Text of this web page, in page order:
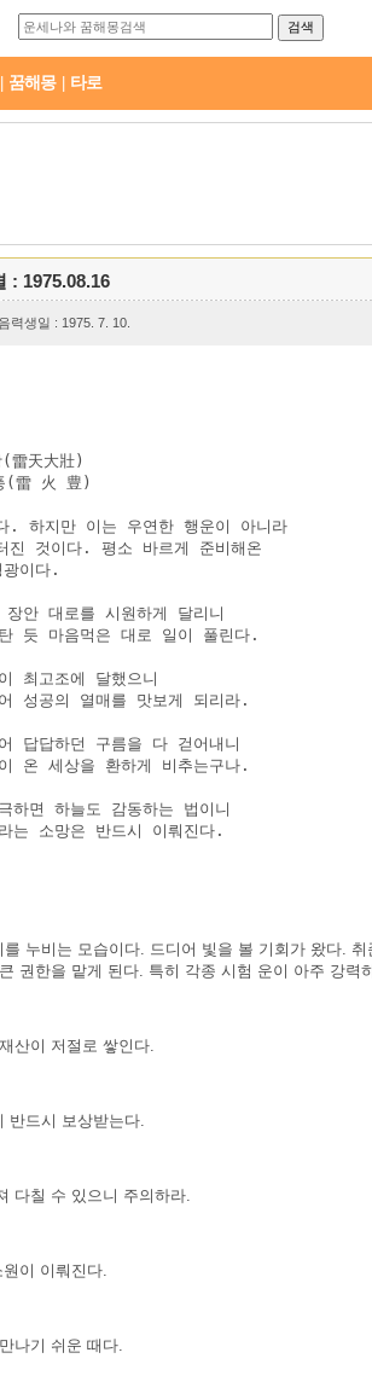
꿈해몽 타로
: 1975.08.16
음력생일 : 1975. 7. 10.
天大壯)
火 豊)
. 하지만 이는 우연한 행운이 아니라
진 것이다. 평소 바르게 준비해온
이다.
안 대로를 시원하게 달리니
듯 마음먹은 대로 일이 풀린다.
최고조에 달했으니
성공의 열매를 맛보게 되리라.
답답하던 구름을 다 걷어내니
온 세상을 환하게 비추는구나.
면 하늘도 감동하는 법이니
는 소망은 반드시 이뤄진다.
누비는 모습이다. 드디어 빛을 볼 기회가 왔다.
권한을 맡게 된다. 특히 각종 시험 운이 아주 강력
산이 저절로 쌓인다.
반드시 보상받는다.
다칠 수 있으니 주의하라.
이 이뤄진다.
나기 쉬운 때다.